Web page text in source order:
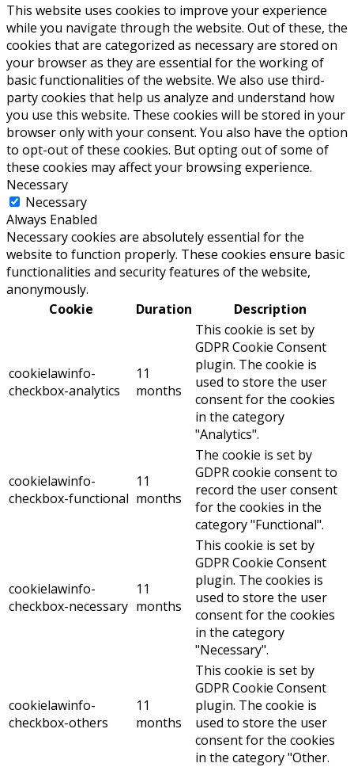
This website uses cookies to improve your experience
while you navigate through the website. Out of these, the
cookies that are categorized as necessary are stored on
your browser as they are essential for the working of
basic functionalities of the website. We also use third-
party cookies that help us analyze and understand how
you use this website. These cookies will be stored in your
browser only with your consent. You also have the option
to opt-out of these cookies. But opting out of some of
these cookies may affect your browsing experience.
Necessary
Necessary
Always Enabled
Necessary cookies are absolutely essential for the
website to function properly. These cookies ensure basic
functionalities and security features of the website,
anonymously.
Cookie
Duration Description
cookielawinfo-
checkbox-analytics
11
months
This cookie is set by
GDPR Cookie Consent
plugin. The cookie is
used to store the user
consent for the cookies
in the category
"Analytics".
cookielawinfo-
checkbox-functional
11
months
The cookie is set by
GDPR cookie consent to
record the user consent
for the cookies in the
category "Functional".
cookielawinfo-
checkbox-necessary
11
months
This cookie is set by
GDPR Cookie Consent
plugin. The cookies is
used to store the user
consent for the cookies
in the category
"Necessary".
cookielawinfo-
checkbox-others
11
months
This cookie is set by
GDPR Cookie Consent
plugin. The cookie is
used to store the user
consent for the cookies
in the category "Other.